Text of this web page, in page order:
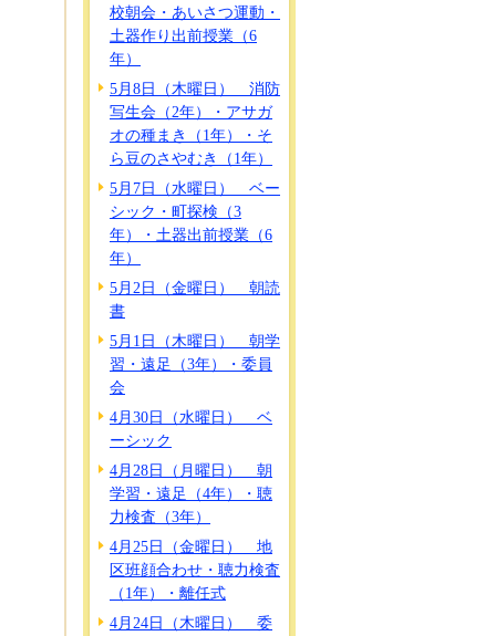
校朝会・あいさつ運動・
土器作り出前授業（6
年）
5月8日（木曜日） 消防
写生会（2年）・アサガ
オの種まき（1年）・そ
ら豆のさやむき（1年）
5月7日（水曜日） ベー
シック・町探検（3
年）・土器出前授業（6
年）
5月2日（金曜日） 朝読
書
5月1日（木曜日） 朝学
習・遠足（3年）・委員
会
4月30日（水曜日） ベ
ーシック
4月28日（月曜日） 朝
学習・遠足（4年）・聴
力検査（3年）
4月25日（金曜日） 地
区班顔合わせ・聴力検査
（1年）・離任式
4月24日（木曜日） 委